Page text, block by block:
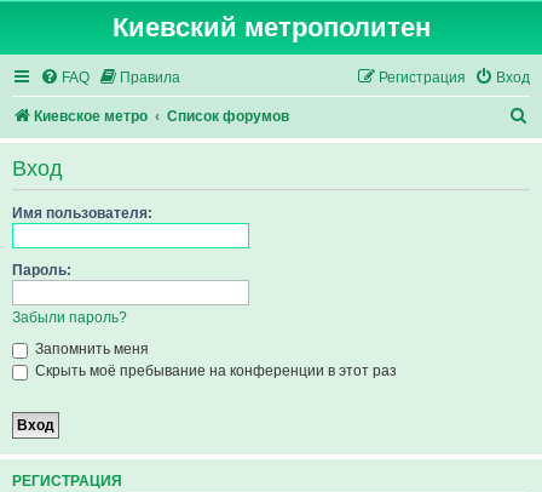
Киевский метрополитен
FAQ Правила Вход
Регистрация
Киевское метро Список форумов
о
Вход
Имя пользователя:
Пароль:
Забыли пароль?
Запомнить меня
Скрыть моё пребывание на конференции в этот раз
РЕГИСТРАЦИЯ